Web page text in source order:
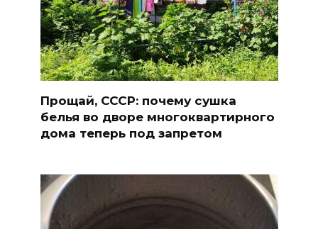
Прощай, СССР: почему сушка
белья во дворе многоквартирного
дома теперь под запретом